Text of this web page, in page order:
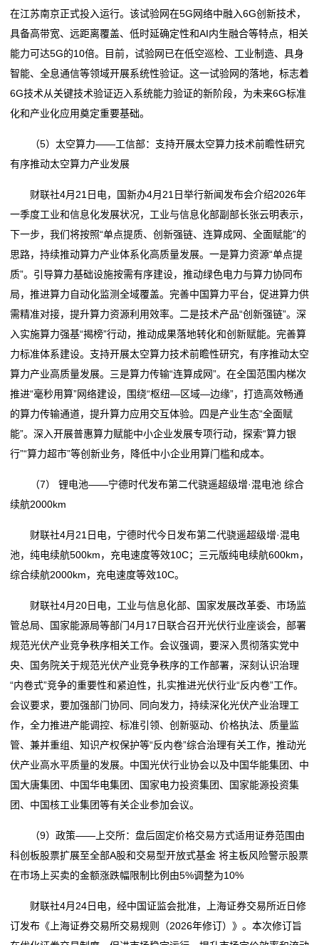
在江苏南京正式投入运行。该试验网在5G网络中融入6G创新技术，
具备高带宽、远距离覆盖、低时延确定性和AI内生融合等特点，相关
能力可达5G的10倍。目前，试验网已在低空巡检、工业制造、具身
智能、全息通信等领域开展系统性验证。这一试验网的落地，标志着
6G技术从关键技术验证迈入系统能力验证的新阶段，为未来6G标准
化和产业化应用奠定重要基础。
（5）太空算力——工信部：支持开展太空算力技术前瞻性研究
有序推动太空算力产业发展
财联社4月21日电，国新办4月21日举行新闻发布会介绍2026年
一季度工业和信息化发展状况，工业与信息化部副部长张云明表示，
下一步，我们将按照“单点提质、创新强链、连算成网、全面赋能”的
思路，持续推动算力产业体系化高质量发展。一是算力资源“单点提
质”。引导算力基础设施按需有序建设，推动绿色电力与算力协同布
局，推进算力自动化监测全域覆盖。完善中国算力平台，促进算力供
需精准对接，提升算力资源利用效率。二是技术产品“创新强链”。深
入实施算力强基“揭榜”行动，推动成果落地转化和创新赋能。完善算
力标准体系建设。支持开展太空算力技术前瞻性研究，有序推动太空
算力产业高质量发展。三是算力传输“连算成网”。在全国范围内梯次
推进“毫秒用算”网络建设，围绕“枢纽—区域—边缘”，打造高效畅通
的算力传输通道，提升算力应用交互体验。四是产业生态“全面赋
能”。深入开展普惠算力赋能中小企业发展专项行动，探索“算力银
行”“算力超市”等创新业务，降低中小企业用算门槛和成本。
（7） 锂电池——宁德时代发布第二代骁遥超级增·混电池 综合
续航2000km
财联社4月21日电，宁德时代今日发布第二代骁遥超级增·混电
池，纯电续航500km，充电速度等效10C；三元版纯电续航600km，
综合续航2000km，充电速度等效10C。
财联社4月20日电，工业与信息化部、国家发展改革委、市场监
管总局、国家能源局等部门4月17日联合召开光伏行业座谈会，部署
规范光伏产业竞争秩序相关工作。会议强调，要深入贯彻落实党中
央、国务院关于规范光伏产业竞争秩序的工作部署，深刻认识治理
“内卷式”竞争的重要性和紧迫性，扎实推进光伏行业“反内卷”工作。
会议要求，要加强部门协同、同向发力，持续深化光伏产业治理工
作，全力推进产能调控、标准引领、创新驱动、价格执法、质量监
管、兼并重组、知识产权保护等“反内卷”综合治理有关工作，推动光
伏产业高水平质量的发展。中国光伏行业协会以及中国华能集团、中
国大唐集团、中国华电集团、国家电力投资集团、国家能源投资集
团、中国核工业集团等有关企业参加会议。
（9）政策——上交所：盘后固定价格交易方式适用证券范围由
科创板股票扩展至全部A股和交易型开放式基金 将主板风险警示股票
在市场上买卖的金额涨跌幅限制比例由5%调整为10%
财联社4月24日电，经中国证监会批准，上海证券交易所近日修
订发布《上海证券交易所交易规则（2026年修订）》。本次修订旨